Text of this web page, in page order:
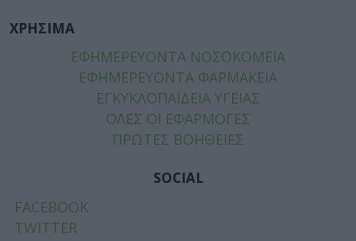
ΧΡΗΣΙΜΑ
ΕΦΗΜΕΡΕΥΟΝΤΑ ΝΟΣΟΚΟΜΕΙΑ
ΕΦΗΜΕΡΕΥΟΝΤΑ ΦΑΡΜΑΚΕΙΑ
ΕΓΚΥΚΛΟΠΑΙΔΕΙΑ ΥΓΕΙΑΣ
ΟΛΕΣ ΟΙ ΕΦΑΡΜΟΓΕΣ
ΠΡΩΤΕΣ ΒΟΗΘΕΙΕΣ
SOCIAL
FACEBOOK
TWITTER